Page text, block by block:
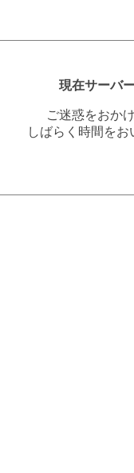
現在サーバ
ご迷惑をおか
しばらく時間を